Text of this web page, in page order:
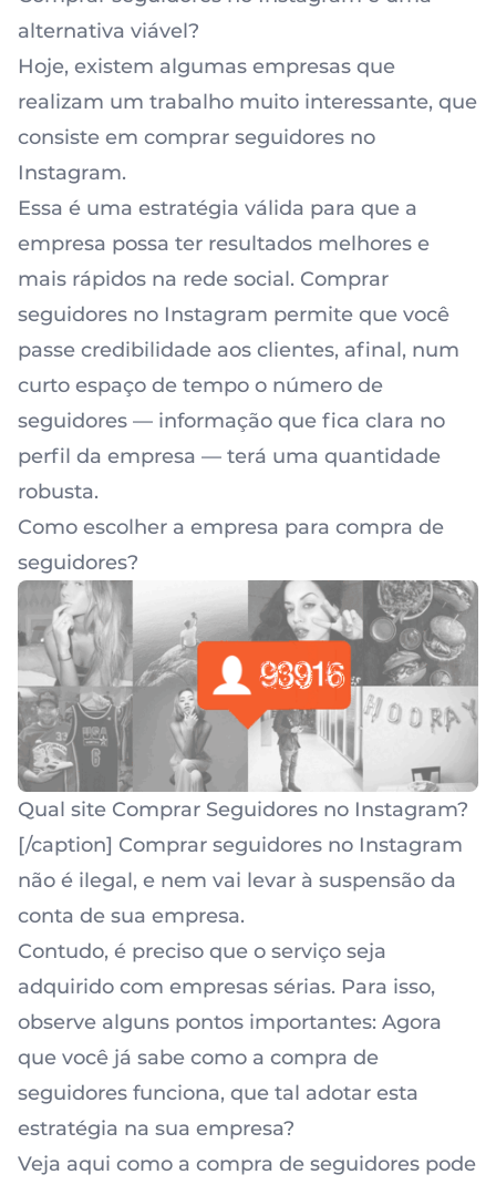
alternativa viável?
Hoje, existem algumas empresas que
realizam um trabalho muito interessante, que
consiste em comprar seguidores no
Instagram.
Essa é uma estratégia válida para que a
empresa possa ter resultados melhores e
mais rápidos na rede social. Comprar
seguidores no Instagram permite que você
passe credibilidade aos clientes, afinal, num
curto espaço de tempo o número de
seguidores — informação que fica clara no
perfil da empresa — terá uma quantidade
robusta.
Como escolher a empresa para compra de
seguidores?
Qual site Comprar Seguidores no Instagram?
[/caption] Comprar seguidores no Instagram
não é ilegal, e nem vai levar à suspensão da
conta de sua empresa.
Contudo, é preciso que o serviço seja
adquirido com empresas sérias. Para isso,
observe alguns pontos importantes: Agora
que você já sabe como a compra de
seguidores funciona, que tal adotar esta
estratégia na sua empresa?
Veja aqui como a compra de seguidores pode